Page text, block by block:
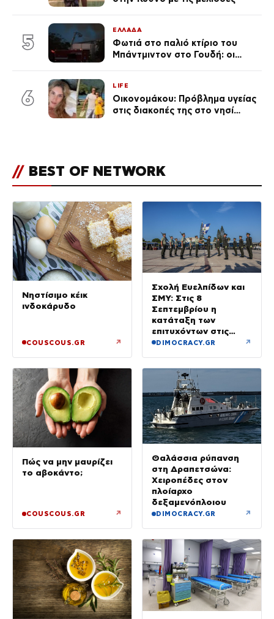
5
ΕΛΛΑΔΑ
Φωτιά στο παλιό κτίριο του
Μπάντμιντον στο Γουδή: οι
πλήθος ελλείψεων και σοβαρών
κενών»
6
LIFE
Οικονομάκου: Πρόβλημα υγείας
στις διακοπές της στο νησί
// BEST OF NETWORK
Νηστίσιμο κέικ
ινδοκάρυδο
COUSCOUS.GR ↗
Σχολή Ευελπίδων και
ΣΜΥ: Στις 8
Σεπτεμβρίου η
κατάταξη των
επιτυχόντων στις
Στρατιωτικές Σχολές
DIMOCRACY.GR ↗
Πώς να μην μαυρίζει
το αβοκάντο;
COUSCOUS.GR ↗
Θαλάσσια ρύπανση
στη Δραπετσώνα:
Χειροπέδες στον
πλοίαρχο
δεξαμενόπλοιου
DIMOCRACY.GR ↗